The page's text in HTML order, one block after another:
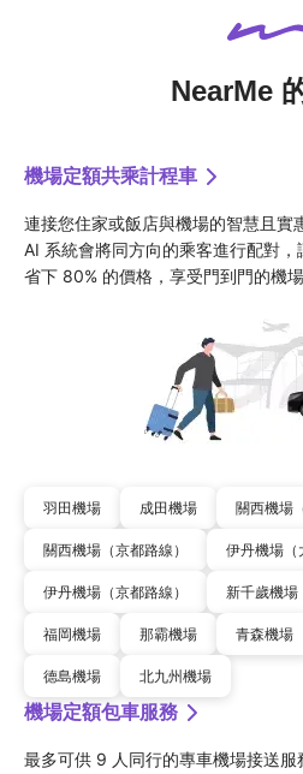
NearMe
機場定額共乘計程車
連接您住家或飯店與機場的智慧且實
AI 系統會將同方向的乘客進行配對
省下 80% 的價格，享受門到門的機場
羽田機場 成田機場 關西機場
關西機場（京都路線） 伊丹機場（
伊丹機場（京都路線） 新千歲機場
福岡機場 那霸機場 青森機場
德島機場 北九州機場
機場定額包車服務
最多可供 9 人同行的專車機場接送